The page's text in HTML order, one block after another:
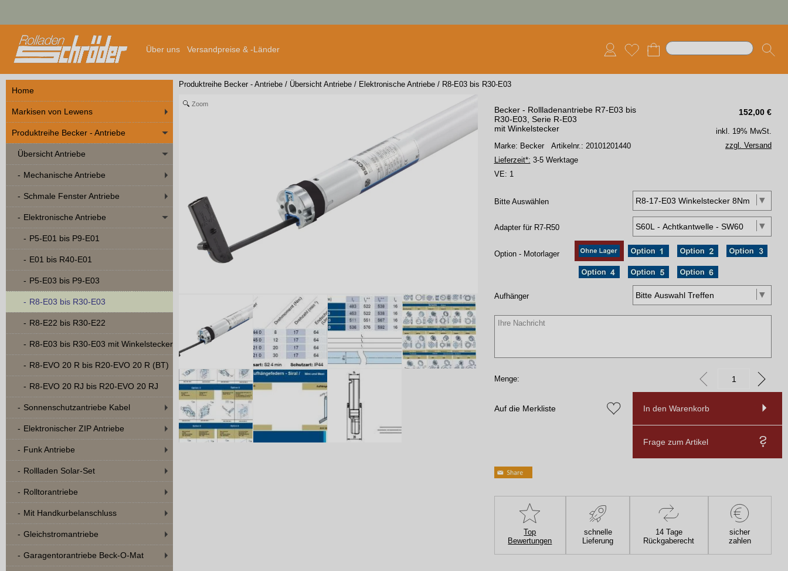
Über uns Versandpreise & -Länder
Home
Markisen von Lewens
Produktreihe Becker - Antriebe
Übersicht Antriebe
Mechanische Antriebe
Schmale Fenster Antriebe
Elektronische Antriebe
P5-E01 bis P9-E01
E01 bis R40-E01
P5-E03 bis P9-E03
R8-E03 bis R30-E03
R8-E22 bis R30-E22
R8-E03 bis R30-E03 mit Winkelstecker
R8-EVO 20 R bis R20-EVO 20 R (BT)
R8-EVO 20 RJ bis R20-EVO 20 RJ
Sonnenschutzantriebe Kabel
Elektronischer ZIP Antriebe
Funk Antriebe
Rollladen Solar-Set
Rolltorantriebe
Mit Handkurbelanschluss
Gleichstromantriebe
Garagentorantriebe Beck-O-Mat
Produktreihe Becker - Antriebe / Übersicht Antriebe / Elektronische Antriebe / R8-E03 bis R30-E03
Zoom
152,00 €
Becker - Rollladenantriebe R7-E03 bis
R30-E03, Serie R-E03
mit Winkelstecker
Marke: Becker Artikelnr.: 20101201440
Lieferzeit*: 3-5 Werktage
VE: 1
inkl. 19% MwSt.
zzgl. Versand
Bitte Auswählen
Adapter für R7-R50
Option - Motorlager
Aufhänger
Menge:
Auf die Merkliste In den Warenkorb
Frage zum Artikel
Top
Bewertungen
schnelle
Lieferung
14 Tage
Rückgaberecht
sicher
zahlen